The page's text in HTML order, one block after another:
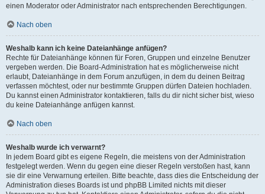
einen Moderator oder Administrator nach entsprechenden Berechtigungen.
Nach oben
Weshalb kann ich keine Dateianhänge anfügen?
Rechte für Dateianhänge können für Foren, Gruppen und einzelne Benutzer
vergeben werden. Die Board-Administration hat es möglicherweise nicht
erlaubt, Dateianhänge in dem Forum anzufügen, in dem du deinen Beitrag
verfassen möchtest, oder nur bestimmte Gruppen dürfen Dateien hochladen.
Du kannst einen Administrator kontaktieren, falls du dir nicht sicher bist, wieso
du keine Dateianhänge anfügen kannst.
Nach oben
Weshalb wurde ich verwarnt?
In jedem Board gibt es eigene Regeln, die meistens von der Administration
festgelegt werden. Wenn du gegen eine dieser Regeln verstoßen hast, kann
sie dir eine Verwarnung erteilen. Bitte beachte, dass dies die Entscheidung der
Administration dieses Boards ist und phpBB Limited nichts mit dieser